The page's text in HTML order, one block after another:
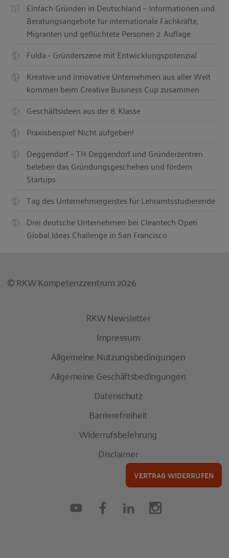
Einfach Gründen in Deutschland – Informationen und
Beratungsangebote für internationale Fachkräfte,
Migranten und geflüchtete Personen 2. Auflage
Fulda - Gründerszene mit Entwicklungspotenzial
Kreative und innovative Unternehmen aus aller Welt
kommen beim Creative Business Cup zusammen
Geschäftsideen aus der 8. Klasse
Praxisbeispiel: Nicht aufgeben!
Deggendorf – TH Deggendorf und Gründerzentren
beleben das Gründungsgeschehen und fördern
Startups
Tag des Unternehmergeistes für Lehramtsstudierende
Drei deutsche Unternehmen bei Cleantech Open
Global Ideas Challenge in San Francisco
© RKW Kompetenzzentrum 2026
RKW Newsletter
Impressum
Allgemeine Nutzungsbedingungen
Allgemeine Geschäftsbedingungen
Datenschutz
Barrierefreiheit
Widerrufsbelehrung
Disclaimer
VERTRAG WIDERRUFEN